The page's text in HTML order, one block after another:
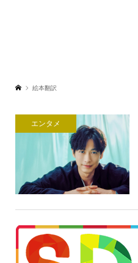
絵本翻訳
エンタメ